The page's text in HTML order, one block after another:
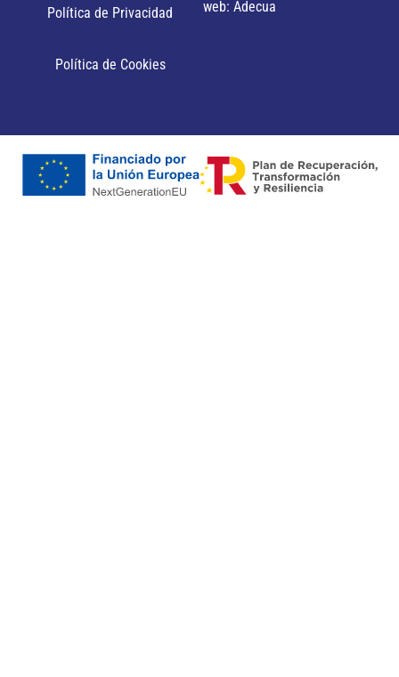
Política de Privacidad
Política de Cookies
web: Adecua